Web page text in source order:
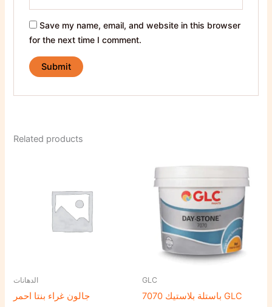
Save my name, email, and website in this browser
for the next time I comment.
Related products
الدهانات
جالون غراء بنتا احمر
GLC
باستلة بلاستيك 7070 GLC